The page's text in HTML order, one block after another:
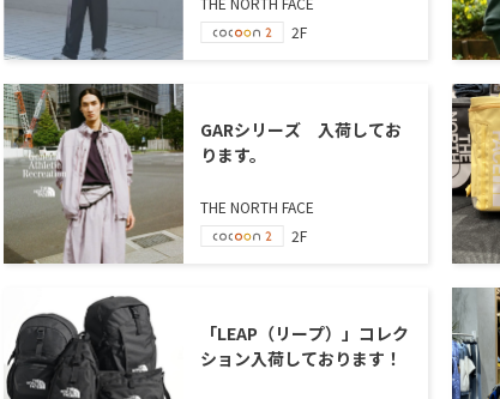
2F
GARシリーズ 入荷してお
ります。
THE NORTH FACE
2F
「LEAP（リープ）」コレク
ション入荷しております！